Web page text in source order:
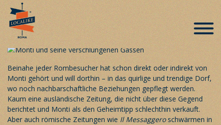
Der antikste Stadtteil Roms – Monti
Rione I
Veröffentlicht am 22. Juni 2017
Beinahe jeder Rombesucher hat schon direkt oder indirekt von
Monti gehört und will dorthin – in das quirlige und trendige Dorf,
wo noch nachbarschaftliche Beziehungen gepflegt werden.
Kaum eine ausländische Zeitung, die nicht über diese Gegend
berichtet und Monti als den Geheimtipp schlechthin verkauft.
Aber auch römische Zeitungen wie Il Messaggeroschwärmen in